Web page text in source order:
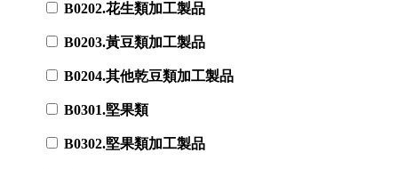
B0202.花生類加工製品
B0203.黃豆類加工製品
B0204.其他乾豆類加工製品
B0301.堅果類
B0302.堅果類加工製品